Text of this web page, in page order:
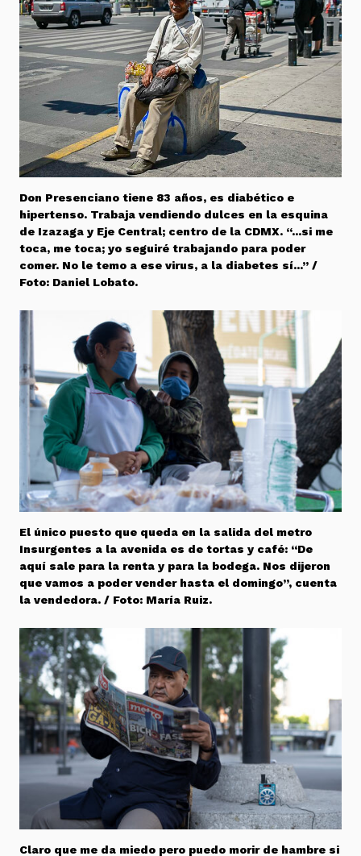
Don Presenciano tiene 83 años, es diabético e
hipertenso. Trabaja vendiendo dulces en la esquina
de Izazaga y Eje Central; centro de la CDMX. “…si me
toca, me toca; yo seguiré trabajando para poder
comer. No le temo a ese virus, a la diabetes sí…” /
Foto: Daniel Lobato.
El único puesto que queda en la salida del metro
Insurgentes a la avenida es de tortas y café: “De
aquí sale para la renta y para la bodega. Nos dijeron
que vamos a poder vender hasta el domingo”, cuenta
la vendedora. / Foto: María Ruiz.
Claro que me da miedo pero puedo morir de hambre si